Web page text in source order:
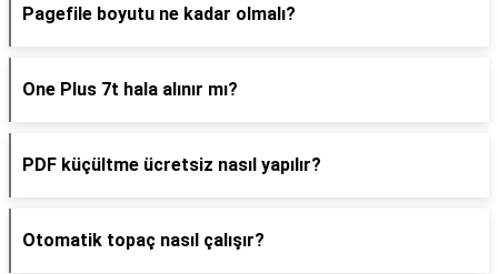
Pagefile boyutu ne kadar olmalı?
One Plus 7t hala alınır mı?
PDF küçültme ücretsiz nasıl yapılır?
Otomatik topaç nasıl çalışır?